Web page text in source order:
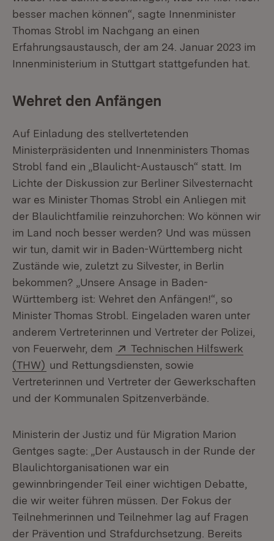
besser machen können“, sagte Innenminister
Thomas Strobl im Nachgang an einen
Erfahrungsaustausch, der am 24. Januar 2023 im
Innenministerium in Stuttgart stattgefunden hat.
Wehret den Anfängen
Auf Einladung des stellvertetenden
Ministerpräsidenten und Innenministers Thomas
Strobl fand ein „Blaulicht-Austausch“ statt. Im
Lichte der Diskussion zur Berliner Silvesternacht
war es Minister Thomas Strobl ein Anliegen mit
der Blaulichtfamilie reinzuhorchen: Wo können wir
im Land noch besser werden? Und was müssen
wir tun, damit wir in Baden-Württemberg nicht
Zustände wie, zuletzt zu Silvester, in Berlin
bekommen? „Unsere Ansage in Baden-
Württemberg ist: Wehret den Anfängen!“, so
Minister Thomas Strobl. Eingeladen waren unter
anderem Vertreterinnen und Vertreter der Polizei,
von Feuerwehr, dem
Extern:
Technischen Hilfswerk
(THW) (Öffnet in neuem Fenster)
und Rettungsdiensten, sowie
Vertreterinnen und Vertreter der Gewerkschaften
und der Kommunalen Spitzenverbände.
Ministerin der Justiz und für Migration Marion
Gentges sagte: „Der Austausch in der Runde der
Blaulichtorganisationen war ein
gewinnbringender Teil einer wichtigen Debatte,
die wir weiter führen müssen. Der Fokus der
Teilnehmerinnen und Teilnehmer lag auf Fragen
der Prävention und Strafdurchsetzung. Bereits